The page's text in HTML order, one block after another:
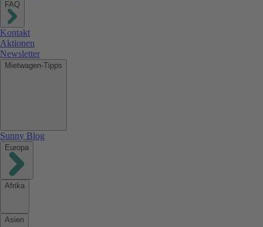
FAQ
Kontakt
Aktionen
Newsletter
Mietwagen-Tipps
Sunny Blog
Europa
Afrika
Asien